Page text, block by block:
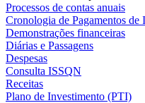
Processos de contas anuais
Cronologia de Pagamentos de
Demonstrações financeiras
Diárias e Passagens
Despesas
Consulta ISSQN
Receitas
Plano de Investimento (PTI)